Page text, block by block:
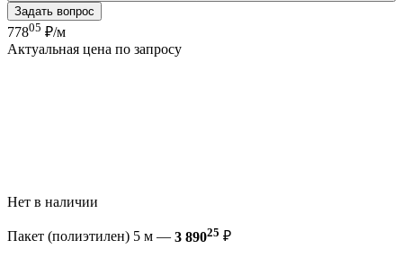
Задать вопрос
77805 ₽/м
Актуальная цена по запросу
Нет в наличии
Пакет (полиэтилен) 5 м — 3 89025 ₽